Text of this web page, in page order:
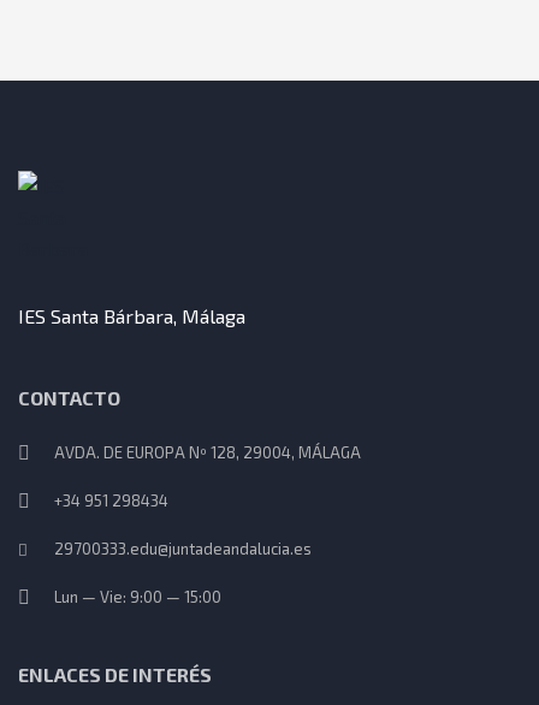
IES Santa Bárbara, Málaga
CONTACTO
AVDA. DE EUROPA Nº 128, 29004, MÁLAGA
+34 951 298434
29700333.edu@juntadeandalucia.es
Lun — Vie: 9:00 — 15:00
ENLACES DE INTERÉS